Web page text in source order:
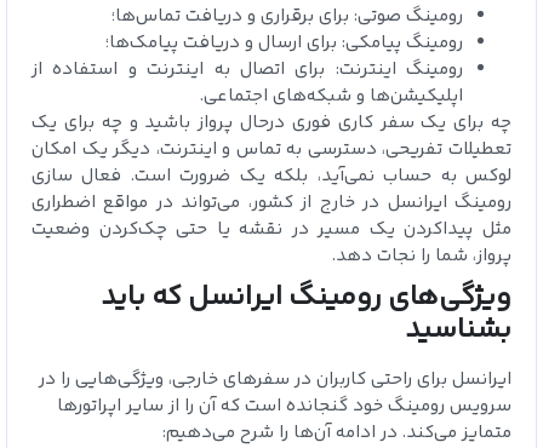
رومینگ صوتی: برای برقراری و دریافت تماس‌ها؛
رومینگ پیامکی: برای ارسال و دریافت پیامک‌ها؛
رومینگ اینترنت: برای اتصال به اینترنت و استفاده از
اپلیکیشن‌ها و شبکه‌های اجتماعی.
چه برای یک سفر کاری فوری درحال پرواز باشید و چه برای یک
تعطیلات تفریحی، دسترسی به تماس و اینترنت، دیگر یک امکان
لوکس به حساب نمی‌آید، بلکه یک ضرورت است. فعال سازی
رومینگ ایرانسل در خارج از کشور، می‌تواند در مواقع اضطراری
مثل پیداکردن یک مسیر در نقشه یا حتی چک‌کردن وضعیت
پرواز، شما را نجات دهد.
ویژگی‌های رومینگ ایرانسل که باید
بشناسید
ایرانسل برای راحتی کاربران در سفرهای خارجی، ویژگی‌هایی را در
سرویس رومینگ خود گنجانده است که آن را از سایر اپراتورها
متمایز می‌کند. در ادامه آن‌ها را شرح می‌دهیم: